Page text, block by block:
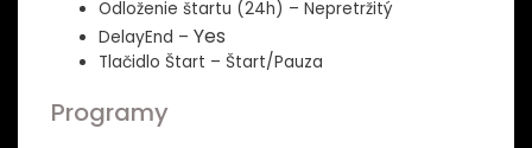
Odloženie štartu (24h) – Nepretržitý
DelayEnd – Yes
Tlačidlo Štart – Štart/Pauza
Programy